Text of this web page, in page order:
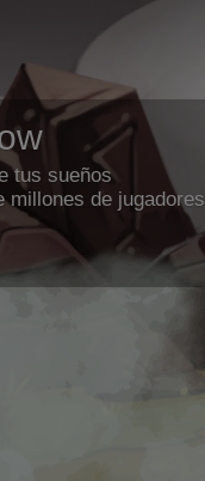
tus sueños
millones de